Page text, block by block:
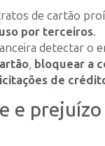
de cartão
uso por terceiros.
detectar o
, bloquear a
de
e prejuízo